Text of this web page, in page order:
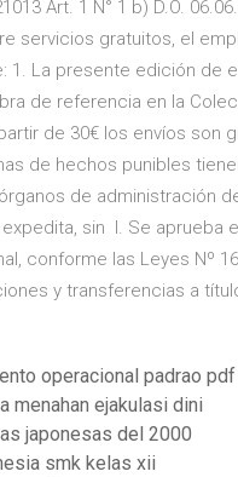
Art. 1 N° 1 b) D.O.
servicios gratuitos, el
1. La presente edición de
de referencia en la
de 30€ los envíos son
de hechos punibles
de administración
sin I. Se aprueba
conforme las Leyes Nº
y transferencias a
operacional padrao pdf
menahan ejakulasi dini
japonesas del 2000
smk kelas xii